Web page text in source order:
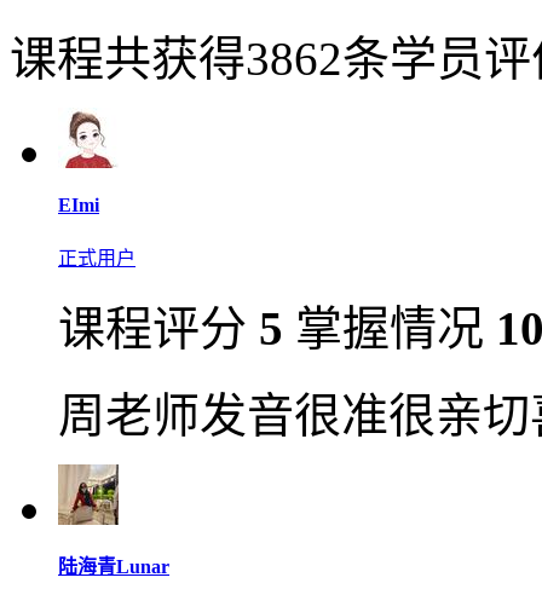
课程共获得3862条学员
EImi
正式用户
课程评分 5 掌握情况
周老师发音很准很亲
陆海青Lunar